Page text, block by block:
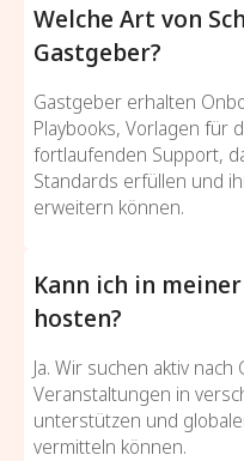
Welche Art von
Gastgeber?
Gastgeber erhalten
Playbooks, Vorlagen für
fortlaufenden Support,
Standards erfüllen und
erweitern können.
Kann ich in
hosten?
Ja. Wir suchen aktiv
Veranstaltungen in
unterstützen und
vermitteln können.